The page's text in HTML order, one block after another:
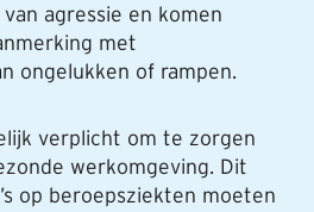
agressie en komen
met
ongelukken of rampen.
verplicht om te zorgen
werkomgeving. Dit
op beroepsziekten moeten